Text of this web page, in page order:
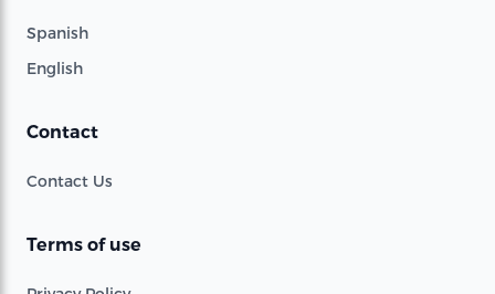
Spanish
English
Contact
Contact Us
Terms of use